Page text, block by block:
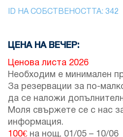
ID НА СОБСТВЕНОСТТА: 342
ЦЕНА НА ВЕЧЕР:
Ценова листа 2026
Необходим е минимален
За резервации за по-
да се наложи
Моля свържете се с нас
информация.
100€ на нощ, 01/05 – 10/06